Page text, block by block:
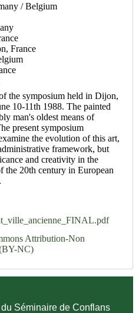
/ Belgium
France
the symposium held in Dijon,
10-11th 1988. The painted
man's oldest means of
present symposium
the evolution of this art,
framework, but
and creativity in the
the 20th century in European
Attribution-Non
NC)
Séminaire de Conflans